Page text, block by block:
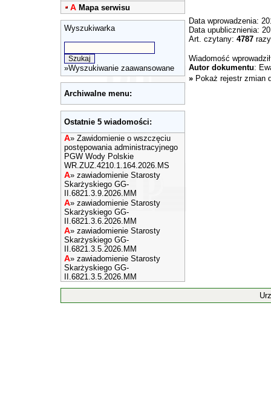
A Mapa serwisu
Wyszukiwarka
»Wyszukiwanie zaawansowane
Archiwalne menu:
Ostatnie 5 wiadomości:
A» Zawidomienie o wszczęciu
postępowania administracyjnego
PGW Wody Polskie
WR.ZUZ.4210.1.164.2026.MS
A» zawiadomienie Starosty
Skarżyskiego GG-
II.6821.3.9.2026.MM
A» zawiadomienie Starosty
Skarżyskiego GG-
II.6821.3.6.2026.MM
A» zawiadomienie Starosty
Skarżyskiego GG-
II.6821.3.5.2026.MM
A» zawiadomienie Starosty
Skarżyskiego GG-
II.6821.3.5.2026.MM
Data wprowadzenia:
Data upublicznienia:
Art. czytany: 4787 razy
Wiadomość
Autor dokumentu:
» Pokaż rejestr zmian